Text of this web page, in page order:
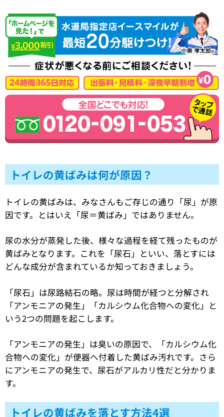
トイレの黄ばみは何が原因？
トイレの黄ばみは、みなさんもご存じの通り「尿」が原
因です。とはいえ「尿＝黄ばみ」ではありません。
尿の水分が蒸発した後、様々な過程を経て残ったものが
黄ばみとなります。これを「尿石」といい、落とすには
どんな成分が含まれているか知っておきましょう。
「尿石」は尿路結石の略。尿は時間が経つと分解され
「アンモニアの発生」「カルシウム化合物への変化」と
いう2つの問題を起こします。
「アンモニアの発生」は臭いの原因で、「カルシウム化
合物への変化」が便器へ付着した黄ばみ汚れです。さら
にアンモニアの発生で、尿石がアルカリ性だと分かりま
す。
トイレの黄ばみを落とす方法4選